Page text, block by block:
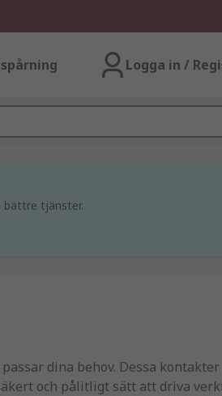
Logga in /
bättre tjänster.
dina behov. Dessa kontakter
och pålitligt sätt att driva